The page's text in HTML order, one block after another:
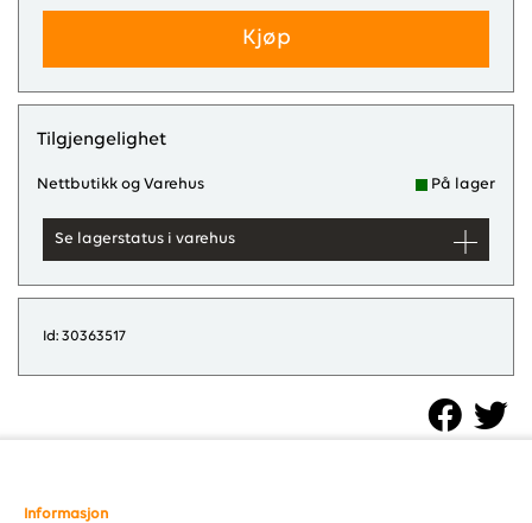
Kjøp
Tilgjengelighet
Nettbutikk og Varehus På lager
Se lagerstatus i varehus
Id: 30363517
Informasjon